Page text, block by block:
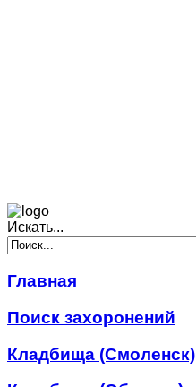
Искать...
Главная
Поиск захоронений
Кладбища (Смоленск)